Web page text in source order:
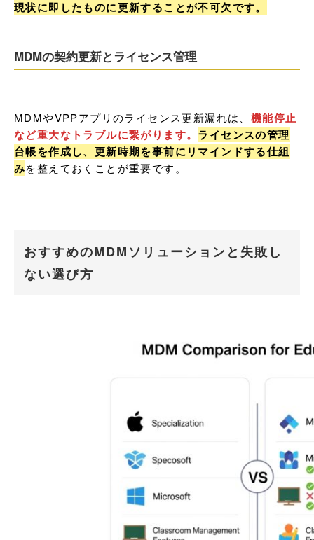
現状に即したものに更新することが不可欠です。
MDMの契約更新とライセンス管理
MDMやVPPアプリのライセンス更新漏れは、 機能停止
など重大なトラブルに繋がります。 ライセンスの管理
台帳を作成し、更新時期を事前にリマインドする仕組
みを整えておくことが重要です。
おすすめのMDMソリューションと失敗し
ない選び方